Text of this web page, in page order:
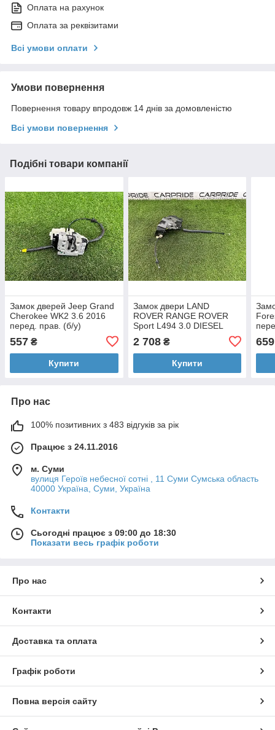
Оплата на рахунок
Оплата за реквізитами
Всі умови оплати
Умови повернення
Повернення товару впродовж 14 днів за домовленістю
Всі умови повернення
Подібні товари компанії
Замок дверей Jeep Grand
Cherokee WK2 3.6 2016
перед. прав. (б/у)
557 ₴
Купити
Замок двери LAND
ROVER RANGE ROVER
Sport L494 3.0 DIESEL
2 708₴
Купити
659
Про нас
100% позитивних з 483 відгуків за рік
Працює з 24.11.2016
м. Суми
вулиця Героїв небесної сотні , 11 Суми Сумська область
40000 Україна, Суми, Україна
Контакти
Сьогодні працює з 09:00 до 18:30
Показати весь графік роботи
Про нас
Контакти
Доставка та оплата
Графік роботи
Повна версія сайту